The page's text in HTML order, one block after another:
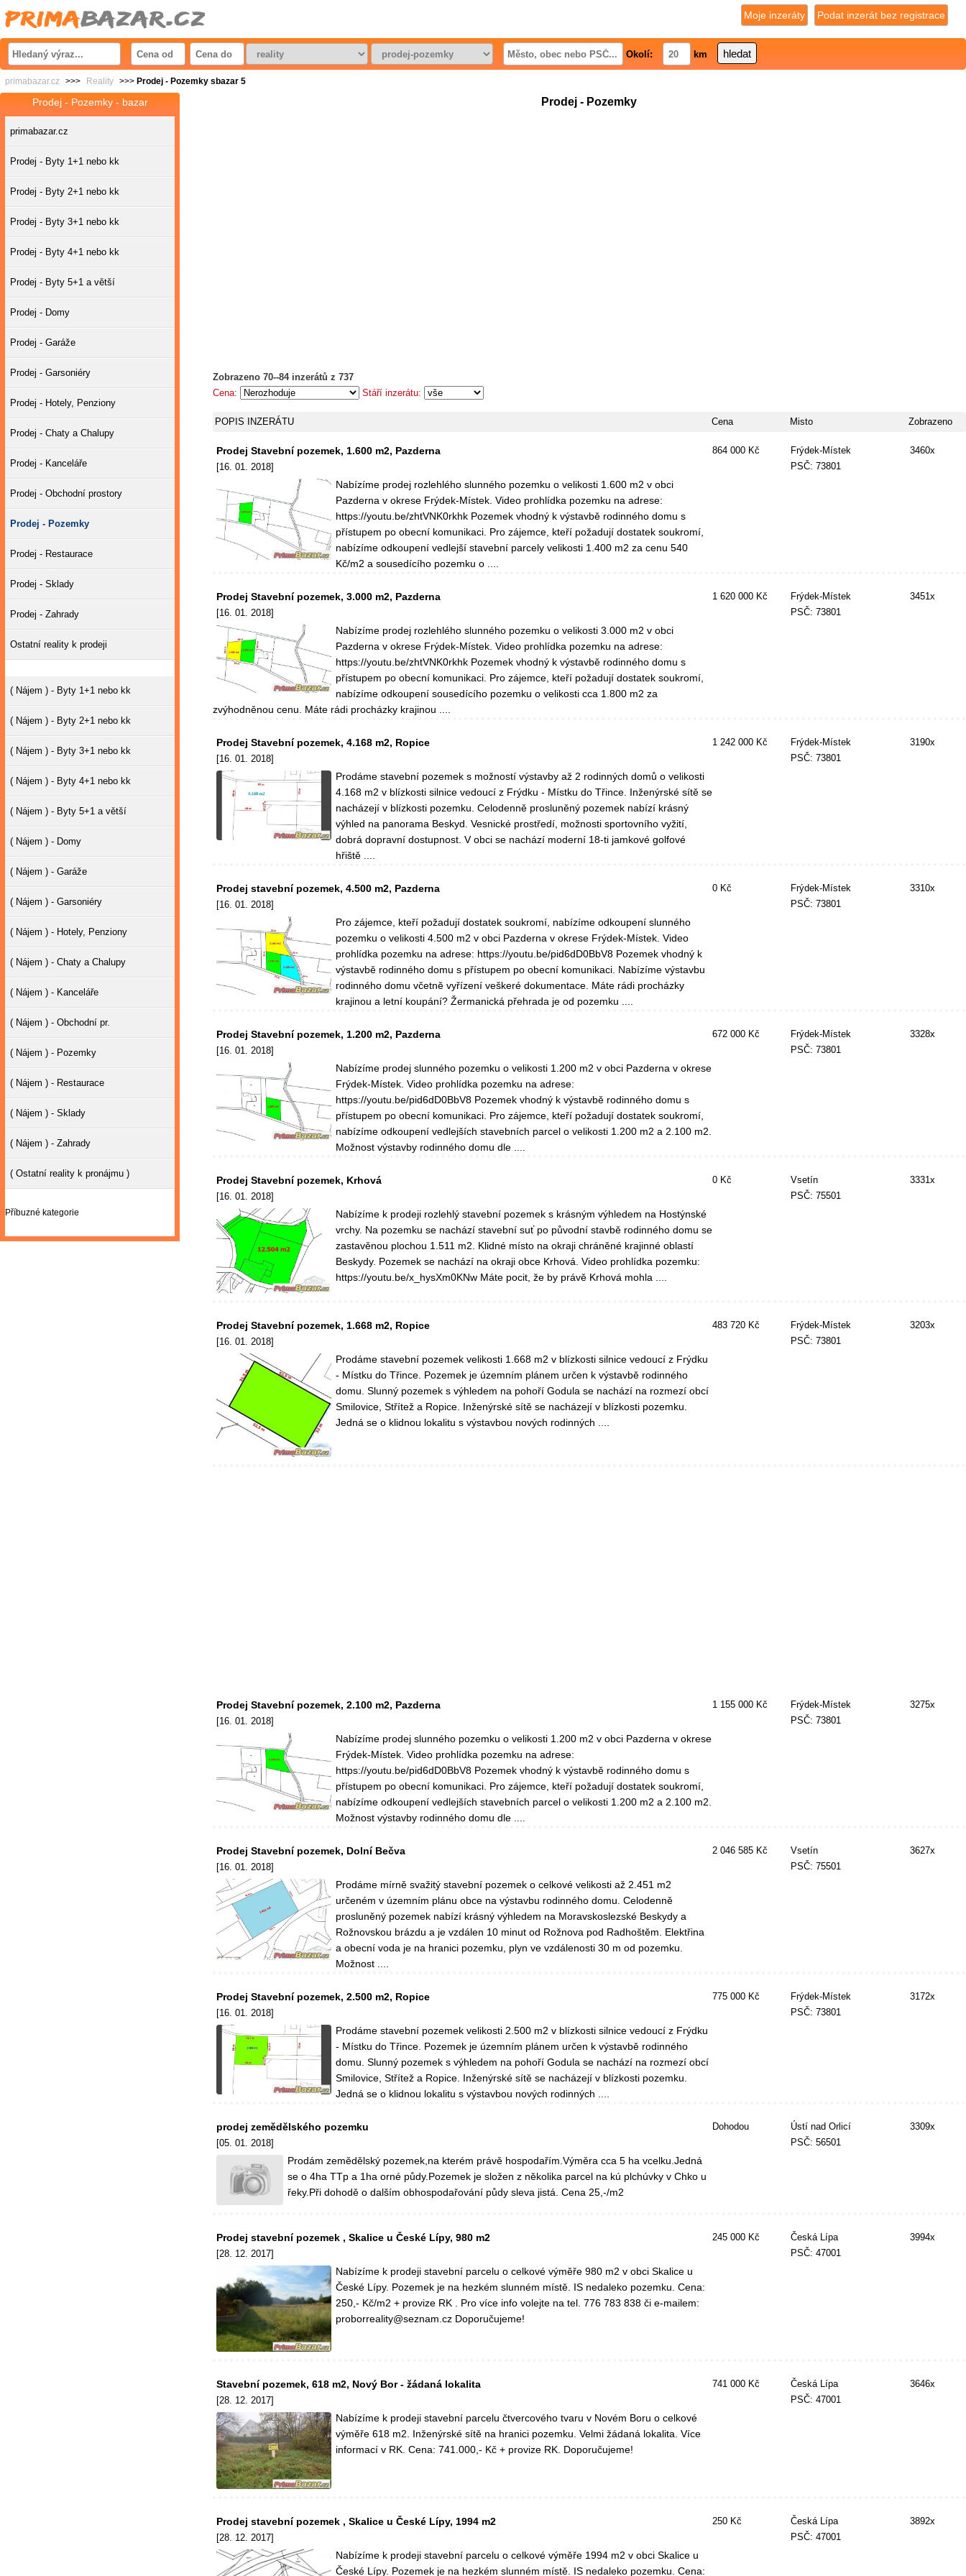
Podat inzerát bez registrace
Moje inzeráty
Okolí: km
primabazar.cz >>> Reality >>> Prodej - Pozemky sbazar 5
Prodej - Pozemky
Zobrazeno 70--84 inzerátů z 737
Cena:
Stáří inzerátu:
POPIS INZERÁTU Cena Misto Zobrazeno
Prodej Stavební pozemek, 1.600 m2, Pazderna
[16. 01. 2018]
Nabízíme prodej rozlehlého slunného pozemku o velikosti 1.600 m2 v obci
Pazderna v okrese Frýdek-Místek. Video prohlídka pozemku na adrese:
https://youtu.be/zhtVNK0rkhk Pozemek vhodný k výstavbě rodinného domu s
přístupem po obecní komunikaci. Pro zájemce, kteří požadují dostatek soukromí,
nabízíme odkoupení vedlejší stavební parcely velikosti 1.400 m2 za cenu 540
Kč/m2 a sousedícího pozemku o ....
864 000 Kč
Frýdek-Místek
PSČ: 73801
3460x
Prodej Stavební pozemek, 3.000 m2, Pazderna
[16. 01. 2018]
Nabízíme prodej rozlehlého slunného pozemku o velikosti 3.000 m2 v obci
Pazderna v okrese Frýdek-Místek. Video prohlídka pozemku na adrese:
https://youtu.be/zhtVNK0rkhk Pozemek vhodný k výstavbě rodinného domu s
přístupem po obecní komunikaci. Pro zájemce, kteří požadují dostatek soukromí,
nabízíme odkoupení sousedícího pozemku o velikosti cca 1.800 m2 za
zvýhodněnou cenu. Máte rádi procházky krajinou ....
1 620 000 Kč
Frýdek-Místek
PSČ: 73801
3451x
Prodej Stavební pozemek, 4.168 m2, Ropice
[16. 01. 2018]
Prodáme stavební pozemek s možností výstavby až 2 rodinných domů o velikosti
4.168 m2 v blízkosti silnice vedoucí z Frýdku - Místku do Třince. Inženýrské sítě se
nacházejí v blízkosti pozemku. Celodenně prosluněný pozemek nabízí krásný
výhled na panorama Beskyd. Vesnické prostředí, možnosti sportovního vyžití,
dobrá dopravní dostupnost. V obci se nachází moderní 18-ti jamkové golfové
hřiště ....
1 242 000 Kč
Frýdek-Místek
PSČ: 73801
3190x
Prodej stavební pozemek, 4.500 m2, Pazderna
[16. 01. 2018]
Pro zájemce, kteří požadují dostatek soukromí, nabízíme odkoupení slunného
pozemku o velikosti 4.500 m2 v obci Pazderna v okrese Frýdek-Místek. Video
prohlídka pozemku na adrese: https://youtu.be/pid6dD0BbV8 Pozemek vhodný k
výstavbě rodinného domu s přístupem po obecní komunikaci. Nabízíme výstavbu
rodinného domu včetně vyřízení veškeré dokumentace. Máte rádi procházky
krajinou a letní koupání? Žermanická přehrada je od pozemku ....
0 Kč
Frýdek-Místek
PSČ: 73801
3310x
Prodej Stavební pozemek, 1.200 m2, Pazderna
[16. 01. 2018]
Nabízíme prodej slunného pozemku o velikosti 1.200 m2 v obci Pazderna v okrese
Frýdek-Místek. Video prohlídka pozemku na adrese:
https://youtu.be/pid6dD0BbV8 Pozemek vhodný k výstavbě rodinného domu s
přístupem po obecní komunikaci. Pro zájemce, kteří požadují dostatek soukromí,
nabízíme odkoupení vedlejších stavebních parcel o velikosti 1.200 m2 a 2.100 m2.
Možnost výstavby rodinného domu dle ....
672 000 Kč
Frýdek-Místek
PSČ: 73801
3328x
Prodej Stavební pozemek, Krhová
[16. 01. 2018]
Nabízíme k prodeji rozlehlý stavební pozemek s krásným výhledem na Hostýnské
vrchy. Na pozemku se nachází stavební suť po původní stavbě rodinného domu se
zastavěnou plochou 1.511 m2. Klidné místo na okraji chráněné krajinné oblastí
Beskydy. Pozemek se nachází na okraji obce Krhová. Video prohlídka pozemku:
https://youtu.be/x_hysXm0KNw Máte pocit, že by právě Krhová mohla ....
0 Kč
Vsetín
PSČ: 75501
3331x
Prodej Stavební pozemek, 1.668 m2, Ropice
[16. 01. 2018]
Prodáme stavební pozemek velikosti 1.668 m2 v blízkosti silnice vedoucí z Frýdku
- Místku do Třince. Pozemek je územním plánem určen k výstavbě rodinného
domu. Slunný pozemek s výhledem na pohoří Godula se nachází na rozmezí obcí
Smilovice, Střítež a Ropice. Inženýrské sítě se nacházejí v blízkosti pozemku.
Jedná se o klidnou lokalitu s výstavbou nových rodinných ....
483 720 Kč
Frýdek-Místek
PSČ: 73801
3203x
Prodej Stavební pozemek, 2.100 m2, Pazderna
[16. 01. 2018]
Nabízíme prodej slunného pozemku o velikosti 1.200 m2 v obci Pazderna v okrese
Frýdek-Místek. Video prohlídka pozemku na adrese:
https://youtu.be/pid6dD0BbV8 Pozemek vhodný k výstavbě rodinného domu s
přístupem po obecní komunikaci. Pro zájemce, kteří požadují dostatek soukromí,
nabízíme odkoupení vedlejších stavebních parcel o velikosti 1.200 m2 a 2.100 m2.
Možnost výstavby rodinného domu dle ....
1 155 000 Kč
Frýdek-Místek
PSČ: 73801
3275x
Prodej Stavební pozemek, Dolní Bečva
[16. 01. 2018]
Prodáme mírně svažitý stavební pozemek o celkové velikosti až 2.451 m2
určeném v územním plánu obce na výstavbu rodinného domu. Celodenně
prosluněný pozemek nabízí krásný výhledem na Moravskoslezské Beskydy a
Rožnovskou brázdu a je vzdálen 10 minut od Rožnova pod Radhoštěm. Elektřina
a obecní voda je na hranici pozemku, plyn ve vzdálenosti 30 m od pozemku.
Možnost ....
2 046 585 Kč
Vsetín
PSČ: 75501
3627x
Prodej Stavební pozemek, 2.500 m2, Ropice
[16. 01. 2018]
Prodáme stavební pozemek velikosti 2.500 m2 v blízkosti silnice vedoucí z Frýdku
- Místku do Třince. Pozemek je územním plánem určen k výstavbě rodinného
domu. Slunný pozemek s výhledem na pohoří Godula se nachází na rozmezí obcí
Smilovice, Střítež a Ropice. Inženýrské sítě se nacházejí v blízkosti pozemku.
Jedná se o klidnou lokalitu s výstavbou nových rodinných ....
775 000 Kč
Frýdek-Místek
PSČ: 73801
3172x
prodej zemědělského pozemku
[05. 01. 2018]
Prodám zemědělský pozemek,na kterém právě hospodařím.Výměra cca 5 ha vcelku.Jedná
se o 4ha TTp a 1ha orné půdy.Pozemek je složen z několika parcel na kú plchúvky v Chko u
řeky.Při dohodě o dalším obhospodařování půdy sleva jistá. Cena 25,-/m2
Dohodou
Ústí nad Orlicí
PSČ: 56501
3309x
Prodej stavební pozemek , Skalice u České Lípy, 980 m2
[28. 12. 2017]
Nabízíme k prodeji stavební parcelu o celkové výměře 980 m2 v obci Skalice u
České Lípy. Pozemek je na hezkém slunném místě. IS nedaleko pozemku. Cena:
250,- Kč/m2 + provize RK . Pro více info volejte na tel. 776 783 838 či e-mailem:
proborreality@seznam.cz Doporučujeme!
245 000 Kč
Česká Lípa
PSČ: 47001
3994x
Stavební pozemek, 618 m2, Nový Bor - žádaná lokalita
[28. 12. 2017]
Nabízíme k prodeji stavební parcelu čtvercového tvaru v Novém Boru o celkové
výměře 618 m2. Inženýrské sítě na hranici pozemku. Velmi žádaná lokalita. Více
informací v RK. Cena: 741.000,- Kč + provize RK. Doporučujeme!
741 000 Kč
Česká Lípa
PSČ: 47001
3646x
Prodej stavební pozemek , Skalice u České Lípy, 1994 m2
[28. 12. 2017]
Nabízíme k prodeji stavební parcelu o celkové výměře 1994 m2 v obci Skalice u
České Lípy. Pozemek je na hezkém slunném místě. IS nedaleko pozemku. Cena:
250 Kč
Česká Lípa
PSČ: 47001
3892x
Prodej - Pozemky - bazar
primabazar.cz
Prodej - Byty 1+1 nebo kk
Prodej - Byty 2+1 nebo kk
Prodej - Byty 3+1 nebo kk
Prodej - Byty 4+1 nebo kk
Prodej - Byty 5+1 a větší
Prodej - Domy
Prodej - Garáže
Prodej - Garsoniéry
Prodej - Hotely, Penziony
Prodej - Chaty a Chalupy
Prodej - Kanceláře
Prodej - Obchodní prostory
Prodej - Pozemky
Prodej - Restaurace
Prodej - Sklady
Prodej - Zahrady
Ostatní reality k prodeji
( Nájem ) - Byty 1+1 nebo kk
( Nájem ) - Byty 2+1 nebo kk
( Nájem ) - Byty 3+1 nebo kk
( Nájem ) - Byty 4+1 nebo kk
( Nájem ) - Byty 5+1 a větší
( Nájem ) - Domy
( Nájem ) - Garáže
( Nájem ) - Garsoniéry
( Nájem ) - Hotely, Penziony
( Nájem ) - Chaty a Chalupy
( Nájem ) - Kanceláře
( Nájem ) - Obchodní pr.
( Nájem ) - Pozemky
( Nájem ) - Restaurace
( Nájem ) - Sklady
( Nájem ) - Zahrady
( Ostatní reality k pronájmu )
Příbuzné kategorie